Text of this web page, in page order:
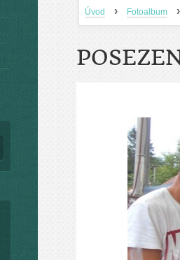
Úvod › Fotoalbum ›